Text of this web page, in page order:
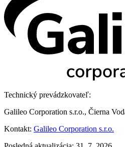
Technický prevádzkovateľ:
Galileo Corporation s.r.o., Čierna
Kontakt: Galileo Corporation s.r.o.